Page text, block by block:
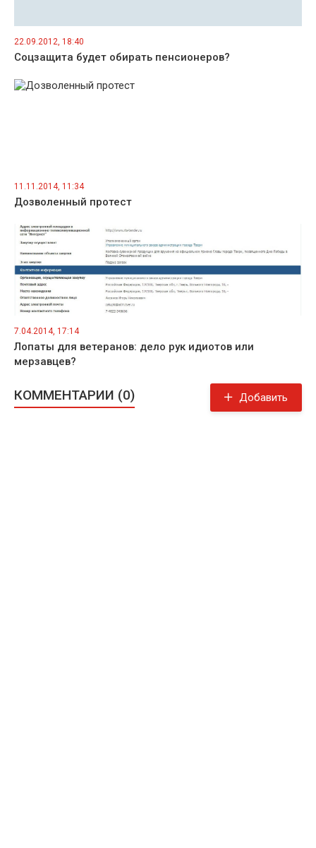
22.09.2012, 18:40
Соцзащита будет обирать пенсионеров?
11.11.2014, 11:34
Дозволенный протест
7.04.2014, 17:14
Лопаты для ветеранов: дело рук идиотов или
мерзавцев?
КОММЕНТАРИИ (0) Добавить